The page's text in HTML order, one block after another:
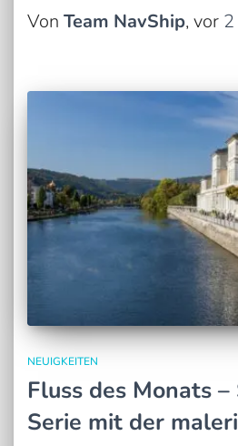
Von Team NavShip, vor 2
NEUIGKEITEN
Fluss des Monats
Serie mit der